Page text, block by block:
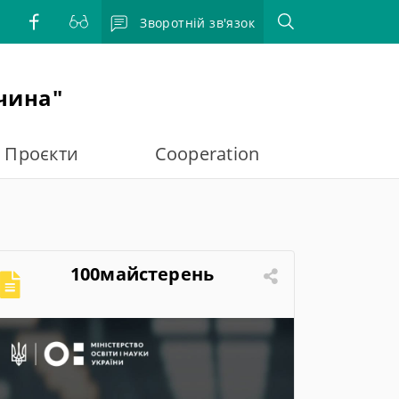
Зворотній зв'язок
Проєкти Cooperation
100майстерень